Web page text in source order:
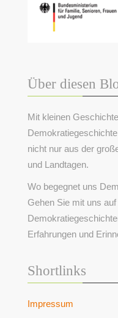
Über diesen
Mit kleinen
nicht nur aus der
und Landtagen.
Wo begegnet uns
Gehen Sie mit uns
Erfahrungen und
Shortlinks
Impressum